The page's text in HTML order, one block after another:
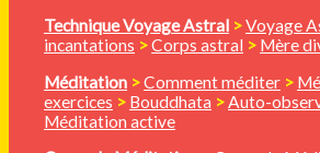
Technique Voyage Astral >Voyage
incantations >Corps astral > Mère
Méditation >Comment méditer >
exercices > Bouddhata >Auto-
Méditation active